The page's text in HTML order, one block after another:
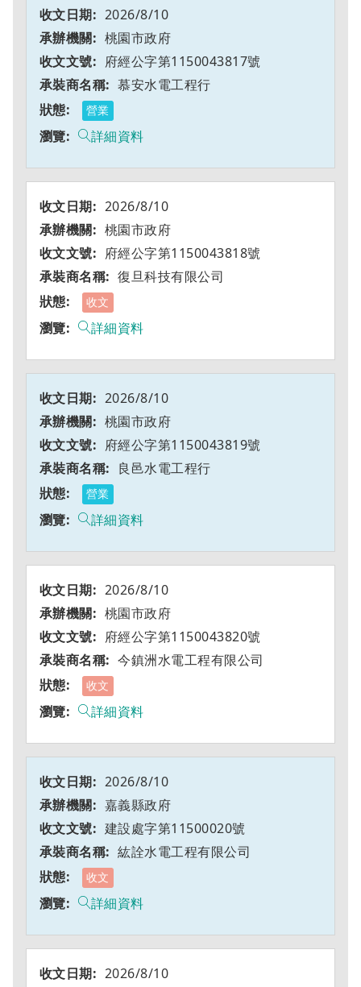
2026/8/10
桃園市政府
府經公字第1150043817號
慕安水電工程行
營業
詳細資料
2026/8/10
桃園市政府
府經公字第1150043818號
復旦科技有限公司
收文
詳細資料
2026/8/10
桃園市政府
府經公字第1150043819號
良邑水電工程行
營業
詳細資料
2026/8/10
桃園市政府
府經公字第1150043820號
今鎮洲水電工程有限公司
收文
詳細資料
2026/8/10
嘉義縣政府
建設處字第11500020號
紘詮水電工程有限公司
收文
詳細資料
2026/8/10